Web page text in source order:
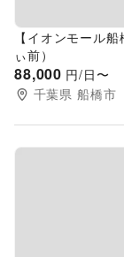
【イオンモール
ぃ前）
88,000 円/日〜
千葉県 船橋市